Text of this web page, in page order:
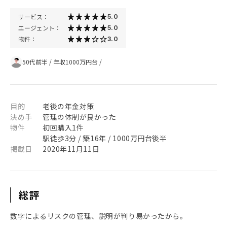
サービス： 5.0
エージェント： 5.0
物件： 3.0
50代前半 / 年収1000万円台 /
目的
老後の年金対策
決め手
管理の体制が良かった
物件
初回購入1件
駅徒歩3分 / 築16年 / 1000万円台後半
掲載日
2020年11月11日
総評
数字によるリスクの管理、説明が判り易かったから。